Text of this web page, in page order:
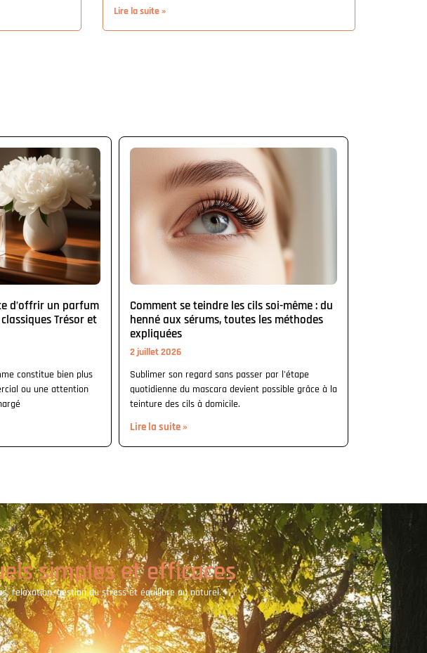
Lire la suite »
d’offrir un parfum
Trésor et
constitue bien plus
ou une attention
Comment se teindre les cils soi-même : du
henné aux sérums, toutes les méthodes
expliquées
2 juillet 2026
Sublimer son regard sans passer par l'étape
quotidienne du mascara devient possible grâce à la
teinture des cils à domicile.
Lire la suite »
simples et efficaces
relaxation, gestion du stress et équilibre au naturel.